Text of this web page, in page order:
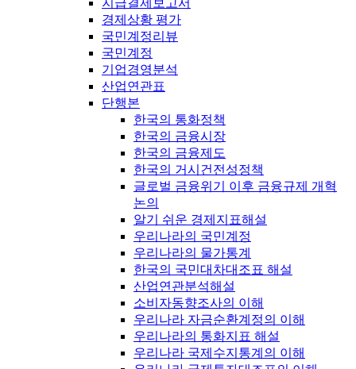
지급결제보고서
경제상황 평가
국민계정리뷰
국민계정
기업경영분석
산업연관표
단행본
한국의 통화정책
한국의 금융시장
한국의 금융제도
한국의 거시건전성정책
글로벌 금융위기 이후 금융규제 개혁
논의
알기 쉬운 경제지표해설
우리나라의 국민계정
우리나라의 물가통계
한국의 국민대차대조표 해설
산업연관분석해설
소비자동향조사의 이해
우리나라 자금순환계정의 이해
우리나라의 통화지표 해설
우리나라 국제수지통계의 이해